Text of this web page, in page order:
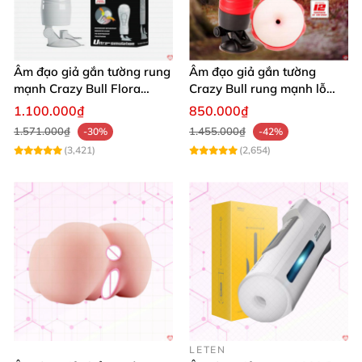
Âm đạo giả gắn tường rung
mạnh Crazy Bull Flora
silicon cao cấp
1.100.000₫
1.571.000₫
-30%
(3,421)
Âm đạo giả gắn tường
Crazy Bull rung mạnh lỗ
hậu môn siêu thật
850.000₫
1.455.000₫
-42%
(2,654)
LETEN